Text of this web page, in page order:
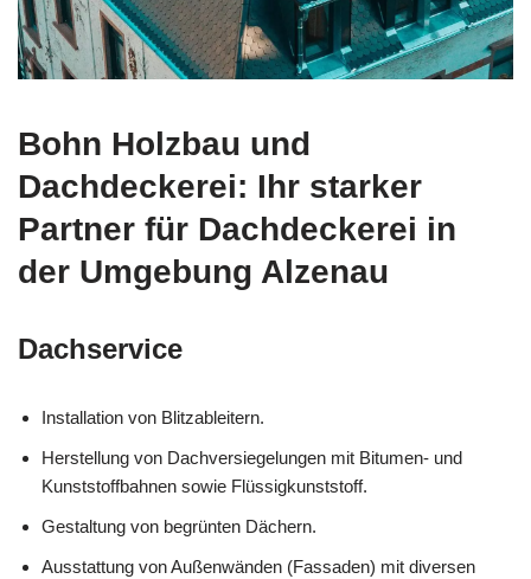
Bohn Holzbau und
Dachdeckerei: Ihr starker
Partner für Dachdeckerei in
der Umgebung Alzenau
Dachservice
Installation von Blitzableitern.
Herstellung von Dachversiegelungen mit Bitumen- und
Kunststoffbahnen sowie Flüssigkunststoff.
Gestaltung von begrünten Dächern.
Ausstattung von Außenwänden (Fassaden) mit diversen